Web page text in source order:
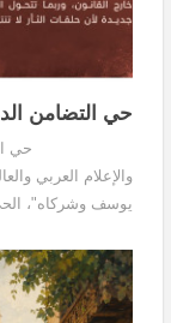
حي التضامن
حي التضامن
والإعلام العربي
يوسف وشركاه"،